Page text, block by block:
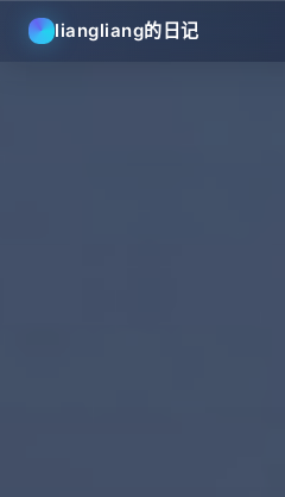
liangliang的日记